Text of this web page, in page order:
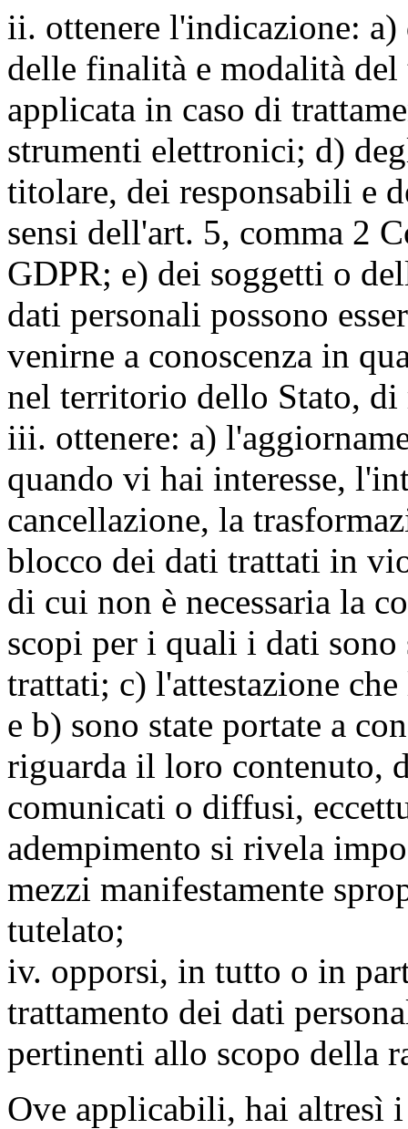
ii. ottenere l'indicazione:
delle finalità e modalità
applicata in caso di
strumenti elettronici; d)
titolare, dei responsabili e
sensi dell'art. 5, comma 2
GDPR; e) dei soggetti o
dati personali possono
venirne a conoscenza in
nel territorio dello Stato,
iii. ottenere: a)
quando vi hai interesse,
cancellazione, la
blocco dei dati trattati in
di cui non è necessaria la
scopi per i quali i dati sono
trattati; c) l'attestazione
e b) sono state portate a
riguarda il loro contenuto,
comunicati o diffusi,
adempimento si rivela
mezzi manifestamente
tutelato;
iv. opporsi, in tutto o in
trattamento dei dati
pertinenti allo scopo della
Ove applicabili, hai